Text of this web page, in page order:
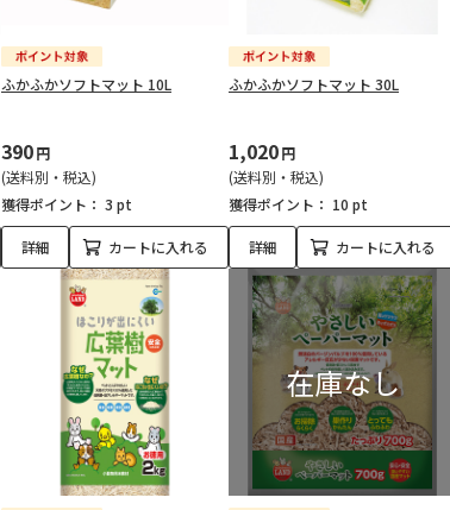
ふかふかソフトマット 10L
390円
(送料別・税込)
獲得ポイント： 3 pt
詳細 カートに入れる
ふかふかソフトマット 30L
1,020円
(送料別・税込)
獲得ポイント： 10 pt
詳細 カートに入れる